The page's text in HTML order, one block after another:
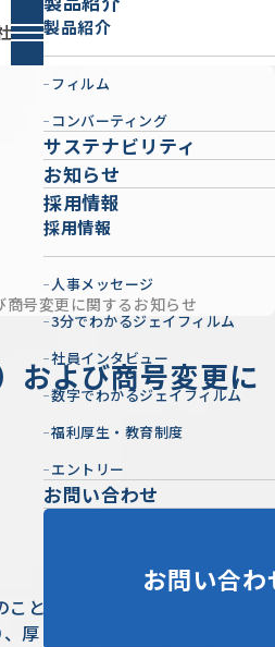
製品紹介
フィルム
コンバーティング
サステナビリティ
お知らせ
採用情報
採用情報
人事メッセージ
3分でわかるジェイフィルム
社員インタビュー
数字でわかるジェイフィルム
福利厚生・教育制度
エントリー
お問い合わせ
お問い合わ
号変更に関するお知らせ
および商号変更に
ととお慶び申し上げます。
厚く御礼申し上げます。